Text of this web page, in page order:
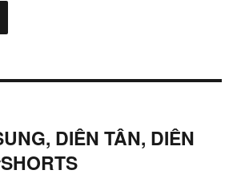
DIÊN TÂN, DIÊN